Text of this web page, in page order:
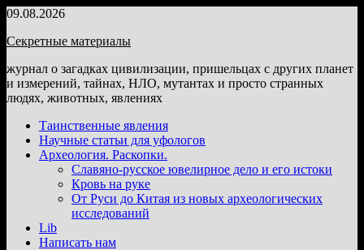
Перейти
содержимому
09.08.2026
Секретные материалы
журнал о загадках цивилизации, пришельцах с других планет
и измерений, тайнах, НЛО, мутантах и просто странных
людях, животных, явлениях
Таинственные явления
Научные статьи для уфологов
Археология. Раскопки.
Славяно-русское ювелирное дело и его истоки
Кровь на руке
От Руси до Китая из новых археологических
исследований
Lib
Написать нам